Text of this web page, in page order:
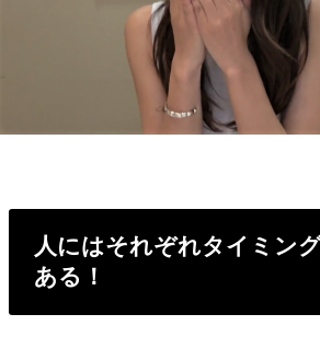
人にはそれぞれタイミン
ある！